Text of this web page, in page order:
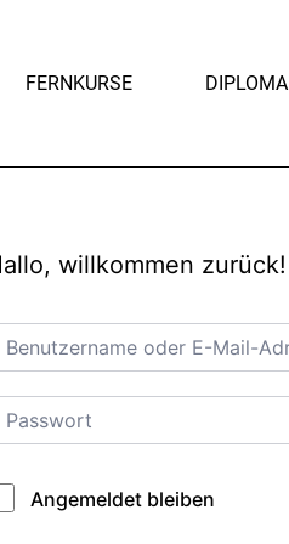
FERNKURSE DIPLOMA
willkommen zurück!
Angemeldet bleiben